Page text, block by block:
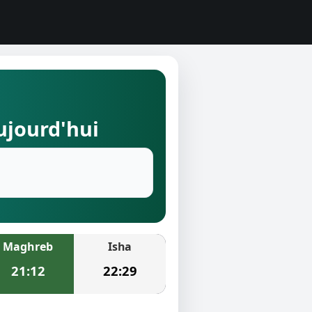
Maghreb
21:12
Isha
22:29